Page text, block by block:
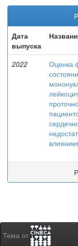
Дата
выпуска
2022
Оценка
Тема от